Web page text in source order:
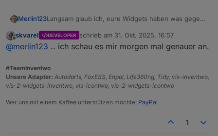
Merlin123Langsam glaub ich, eure Widgets haben was gegen
Am Anfang hatte ich genau den Pfad drin gelassen,
der da stand. Dann kam aber kein Bild, sondern
hochgeladen und versucht, den Pfad im Script
anzupassen. Hat aber auch nicht geklappt.
auf einmal zeigt er die beiden Tonnen an.
Das mit dem Bild im Widget war ein neues (leeres)
Widget zum testen.
anzuzeigen (siehe Screenshot oben). In den
Einstellungen sieht man das Bild, im Widget nicht.
Grad nochmal probiert...
Offline
skvarel DEVELOPER schrieb am 31. Okt. 2025, 16:57
zuletzt editiert von
@merlin123 .. ich schau es mir morgen mal genauer an.
#TeamInventwo
Unsere Adapter: Autodarts, FoxESS, Enpal, Life360ng, Tidy, vis-inventwo,
vis-2-widgets-inventwo, vis-icontwo, vis-2-widgets-icontwo
Wer uns mit einem Kaffee unterstützen möchte: PayPal
1